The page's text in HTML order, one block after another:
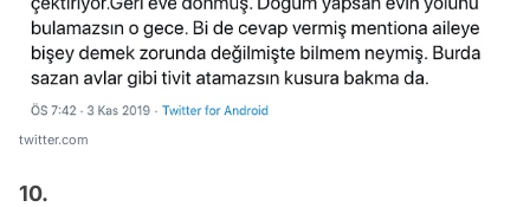
twitter.com
10.